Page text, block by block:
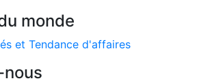
monde
et Tendance d'affaires